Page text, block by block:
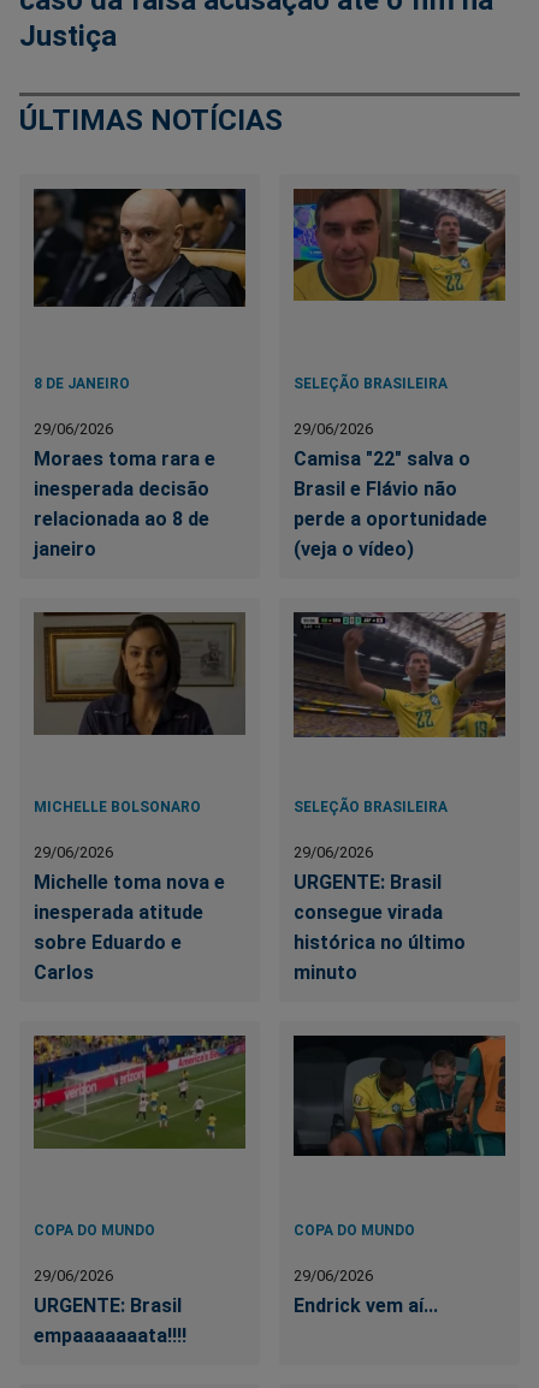
Justiça
ÚLTIMAS NOTÍCIAS
8 DE JANEIRO
29/06/2026
Moraes toma rara e
inesperada decisão
relacionada ao 8 de
janeiro
SELEÇÃO BRASILEIRA
29/06/2026
Camisa "22" salva o
Brasil e Flávio não
perde a oportunidade
(veja o vídeo)
MICHELLE BOLSONARO
29/06/2026
Michelle toma nova e
inesperada atitude
sobre Eduardo e
Carlos
SELEÇÃO BRASILEIRA
29/06/2026
URGENTE: Brasil
consegue virada
histórica no último
minuto
COPA DO MUNDO
29/06/2026
URGENTE: Brasil
empaaaaaaata!!!!
COPA DO MUNDO
29/06/2026
Endrick vem aí...